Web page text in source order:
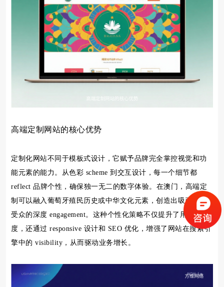
高端定制网站的核心优势
定制化网站不同于模板式设计，它赋予品牌完全掌控视觉和功
能元素的能力。从色彩 scheme 到交互设计，每一个细节都
reflect 品牌个性，确保独一无二的数字体验。在澳门，高端定
制可以融入葡萄牙殖民历史或中华文化元素，创造出吸引目标
受众的深度 engagement。这种个性化策略不仅提升了用户忠诚
度，还通过 responsive 设计和 SEO 优化，增强了网站在搜索引
擎中的 visibility，从而驱动业务增长。